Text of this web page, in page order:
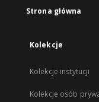
Strona główna
Kolekcje
Kolekcje instytucji
Kolekcje osób